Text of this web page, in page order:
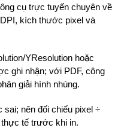
cụ trực tuyến chuyên về
kích thước pixel và
YResolution hoặc
ghi nhận; với PDF, công
giải hình nhúng.
sai; nên đối chiếu pixel ÷
tế trước khi in.